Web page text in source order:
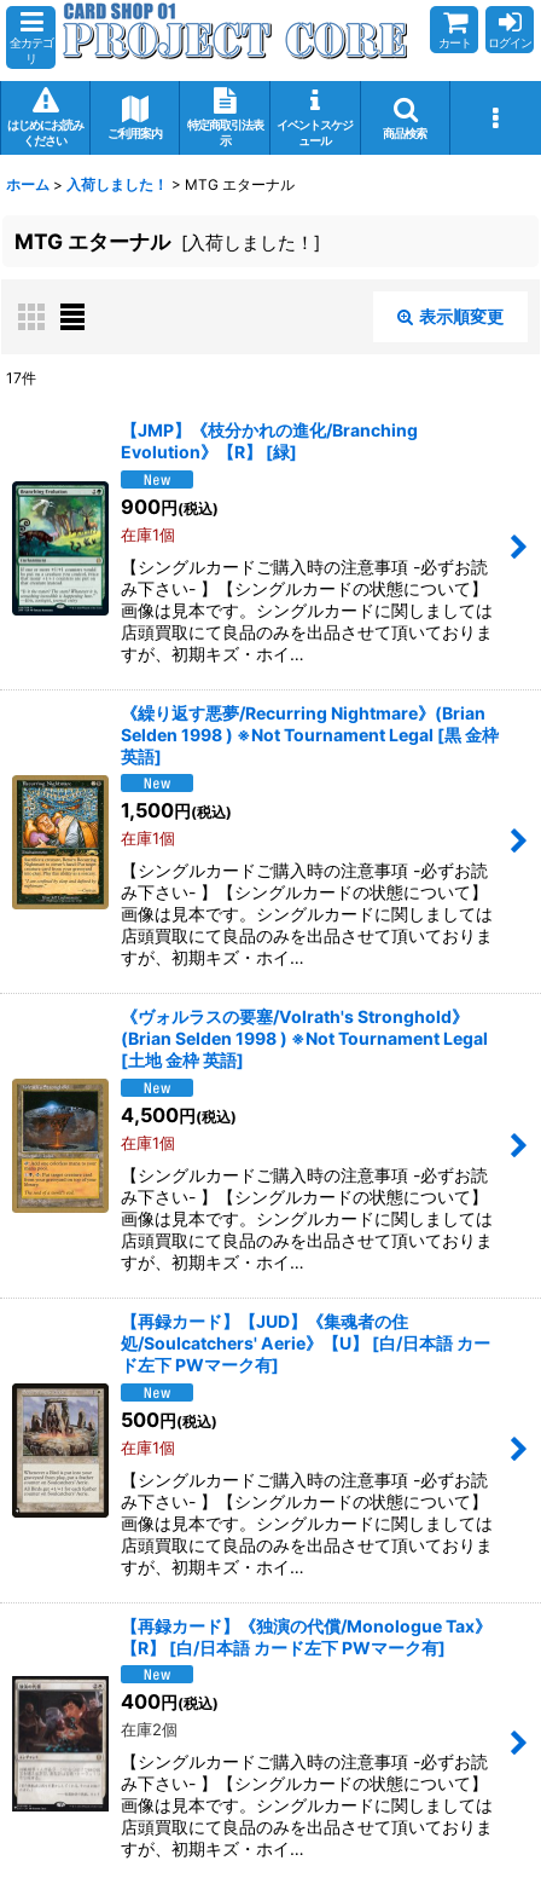
全カテゴ
リ
カート ログイン
はじめにお読み
ください
ご利用案内
特定商取引法表
示
イベントスケジ
ュール
商品検索
ホーム > 入荷しました！ > MTG エターナル
MTG エターナル [入荷しました！ ]
表示順変更
表示数:
在庫あり
並び順:
17件
【JMP】《枝分かれの進化/Branching
Evolution》【R】
[緑]
900円 (税込)
在庫1個
【シングルカードご購入時の注意事項 -必ずお読
み下さい- 】【シングルカードの状態について】
画像は見本です。シングルカードに関しましては
店頭買取にて良品のみを出品させて頂いておりま
すが、初期キズ・ホイ…
《繰り返す悪夢/Recurring Nightmare》(Brian
Selden 1998 ) ※Not Tournament Legal [黒 金枠
英語]
1,500円 (税込)
在庫1個
【シングルカードご購入時の注意事項 -必ずお読
み下さい- 】【シングルカードの状態について】
画像は見本です。シングルカードに関しましては
店頭買取にて良品のみを出品させて頂いておりま
すが、初期キズ・ホイ…
《ヴォルラスの要塞/Volrath's Stronghold》
(Brian Selden 1998 ) ※Not Tournament Legal
[土地 金枠 英語]
4,500円 (税込)
在庫1個
【シングルカードご購入時の注意事項 -必ずお読
み下さい- 】【シングルカードの状態について】
画像は見本です。シングルカードに関しましては
店頭買取にて良品のみを出品させて頂いておりま
すが、初期キズ・ホイ…
【再録カード】【JUD】《集魂者の住
処/Soulcatchers' Aerie》【U】
[白/日本語 カー
ド左下 PWマーク有]
500円 (税込)
在庫1個
【シングルカードご購入時の注意事項 -必ずお読
み下さい- 】【シングルカードの状態について】
画像は見本です。シングルカードに関しましては
店頭買取にて良品のみを出品させて頂いておりま
すが、初期キズ・ホイ…
【再録カード】《独演の代償/Monologue Tax》
【R】
[白/日本語 カード左下 PWマーク有]
400円 (税込)
在庫2個
【シングルカードご購入時の注意事項 -必ずお読
み下さい- 】【シングルカードの状態について】
画像は見本です。シングルカードに関しましては
店頭買取にて良品のみを出品させて頂いておりま
すが、初期キズ・ホイ…